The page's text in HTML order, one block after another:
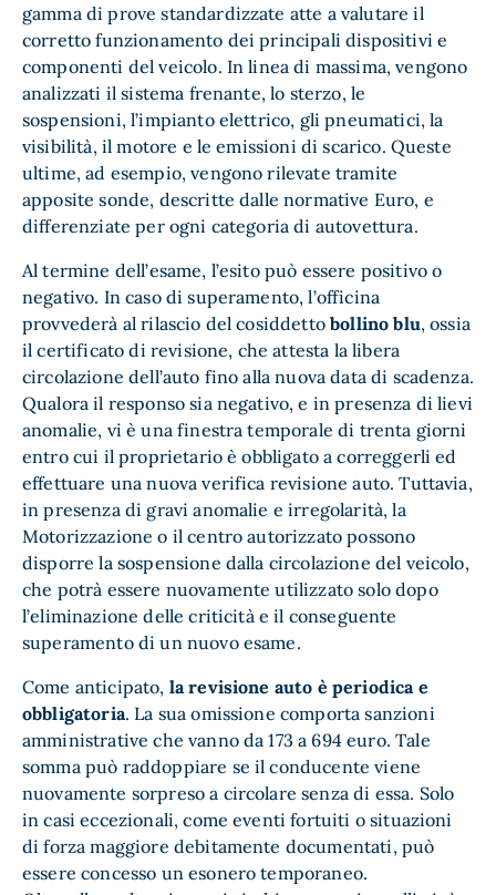
gamma di prove standardizzate atte a valutare il
corretto funzionamento dei principali dispositivi e
componenti del veicolo. In linea di massima, vengono
analizzati il sistema frenante, lo sterzo, le
sospensioni, l’impianto elettrico, gli pneumatici, la
visibilità, il motore e le emissioni di scarico. Queste
ultime, ad esempio, vengono rilevate tramite
apposite sonde, descritte dalle normative Euro, e
differenziate per ogni categoria di autovettura.
Al termine dell’esame, l’esito può essere positivo o
negativo. In caso di superamento, l’officina
provvederà al rilascio del cosiddettobollino blu, ossia
il certificato di revisione, che attesta la libera
circolazione dell’auto fino alla nuova data di scadenza.
Qualora il responso sia negativo, e in presenza di lievi
anomalie, vi è una finestra temporale di trenta giorni
entro cui il proprietario è obbligato a correggerli ed
effettuare una nuova verifica revisione auto. Tuttavia,
in presenza di gravi anomalie e irregolarità, la
Motorizzazione o il centro autorizzato possono
disporre la sospensione dalla circolazione del veicolo,
che potrà essere nuovamente utilizzato solo dopo
l’eliminazione delle criticità e il conseguente
superamento di un nuovo esame.
Come anticipato, la revisione auto è periodica e
obbligatoria. La sua omissione comporta sanzioni
amministrative che vanno da 173 a 694 euro. Tale
somma può raddoppiare se il conducente viene
nuovamente sorpreso a circolare senza di essa. Solo
in casi eccezionali, come eventi fortuiti o situazioni
di forza maggiore debitamente documentati, può
essere concesso un esonero temporaneo.